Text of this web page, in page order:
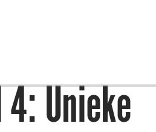
4: Unieke